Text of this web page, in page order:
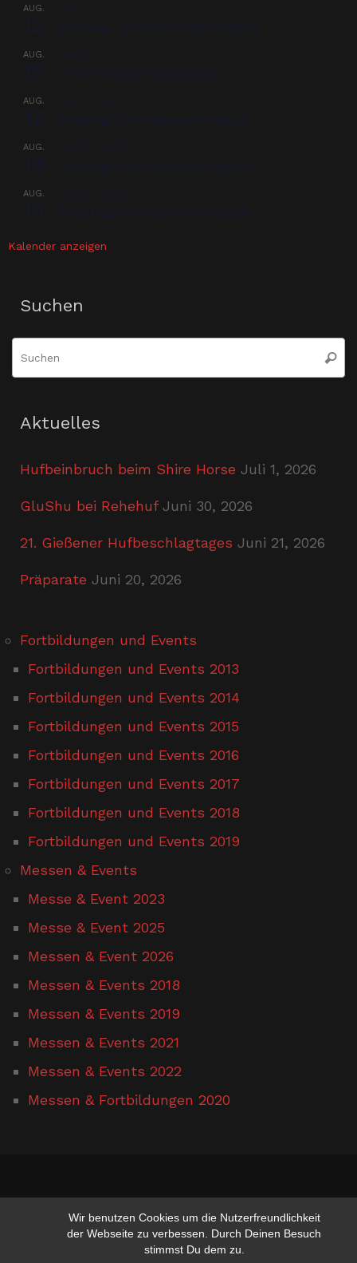
Wir benutzen Cookies um die Nutzerfreundlichkeit
der Webseite zu verbessen. Durch Deinen Besuch
stimmst Du dem zu.
AUG.
AUG.
AUG.
AUG.
AUG.
Kalender anzeigen
Suchen
Aktuelles
Hufbeinbruch beim Shire Horse Juli 1, 2026
GluShu bei Rehehuf Juni 30, 2026
21. Gießener Hufbeschlagtages Juni 21, 2026
Präparate Juni 20, 2026
Fortbildungen und Events
Fortbildungen und Events 2013
Fortbildungen und Events 2014
Fortbildungen und Events 2015
Fortbildungen und Events 2016
Fortbildungen und Events 2017
Fortbildungen und Events 2018
Fortbildungen und Events 2019
Messen & Events
Messe & Event 2023
Messe & Event 2025
Messen & Event 2026
Messen & Events 2018
Messen & Events 2019
Messen & Events 2021
Messen & Events 2022
Messen & Fortbildungen 2020
www.hufschmied-gerusel.de
Suchen nach:
Suchen